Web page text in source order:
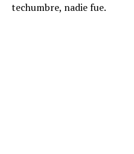
techumbre, nadie fue.